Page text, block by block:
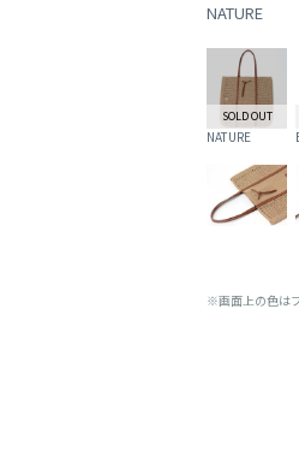
NATURE
SOLD OUT
NATURE
※画面上の色は